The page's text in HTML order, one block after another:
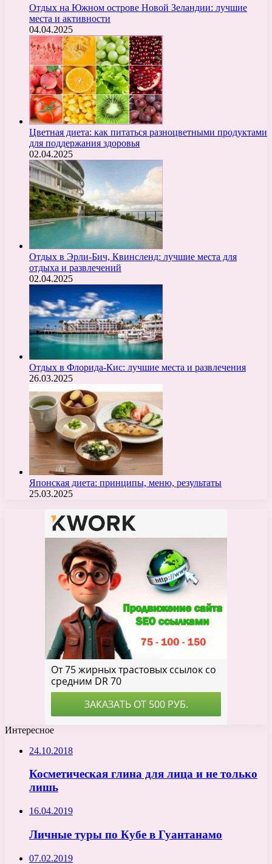
Отдых на Южном острове Новой Зеландии: лучшие
места и активности
04.04.2025
Цветная диета: как питаться разноцветными продуктами
для поддержания здоровья
02.04.2025
Отдых в Эрли-Бич, Квинсленд: лучшие места для
отдыха и развлечений
02.04.2025
Отдых в Флорида-Кис: лучшие места и развлечения
26.03.2025
Японская диета: принципы, меню, результаты
25.03.2025
Интересное
24.10.2018
Косметическая глина для лица и не только
лишь
16.04.2019
Личные туры по Кубе в Гуантанамо
07.02.2019